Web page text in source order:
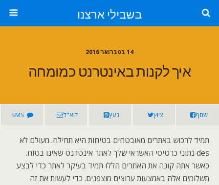
בשבילי ארצנו
14 בפברואר 2016
איך לקנות באינטרנט כמומחה
שתף ציוץ נעץ דוא"ל SMS
תמיד לרכוש באתרים מאובטחים בטיחות היא תחילה. מעולם לא
des נתוני כרטיסי האשראי שלך לאתר אינטרנט שאינו בטוח.
כאשר אתה קונה את האתרים הללו תמיד בעיקר לאתר כדי לבצע
תשלומים אלה באמצעות ערוצים מוצפנים. כדי לעשות את זה